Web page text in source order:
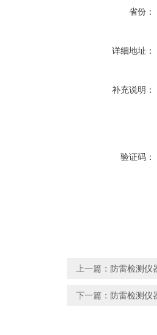
省份：
详细地址：
补充说明：
验证码：
上一篇： 防雷检测仪
下一篇： 防雷检测仪